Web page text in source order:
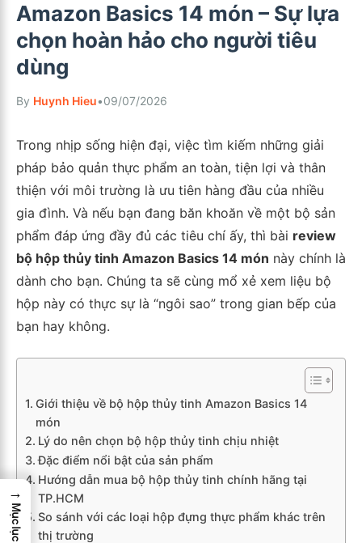
Amazon Basics 14 món – Sự lựa
chọn hoàn hảo cho người tiêu
dùng
By Huynh Hieu•09/07/2026
Trong nhịp sống hiện đại, việc tìm kiếm những giải
pháp bảo quản thực phẩm an toàn, tiện lợi và thân
thiện với môi trường là ưu tiên hàng đầu của nhiều
gia đình. Và nếu bạn đang băn khoăn về một bộ sản
phẩm đáp ứng đầy đủ các tiêu chí ấy, thì bài review
bộ hộp thủy tinh Amazon Basics 14 món này chính là
dành cho bạn. Chúng ta sẽ cùng mổ xẻ xem liệu bộ
hộp này có thực sự là “ngôi sao” trong gian bếp của
bạn hay không.
Giới thiệu về bộ hộp thủy tinh Amazon Basics 14
món
Lý do nên chọn bộ hộp thủy tinh chịu nhiệt
Đặc điểm nổi bật của sản phẩm
Hướng dẫn mua bộ hộp thủy tinh chính hãng tại
TP.HCM
So sánh với các loại hộp đựng thực phẩm khác trên
thị trường
→
Mục lục